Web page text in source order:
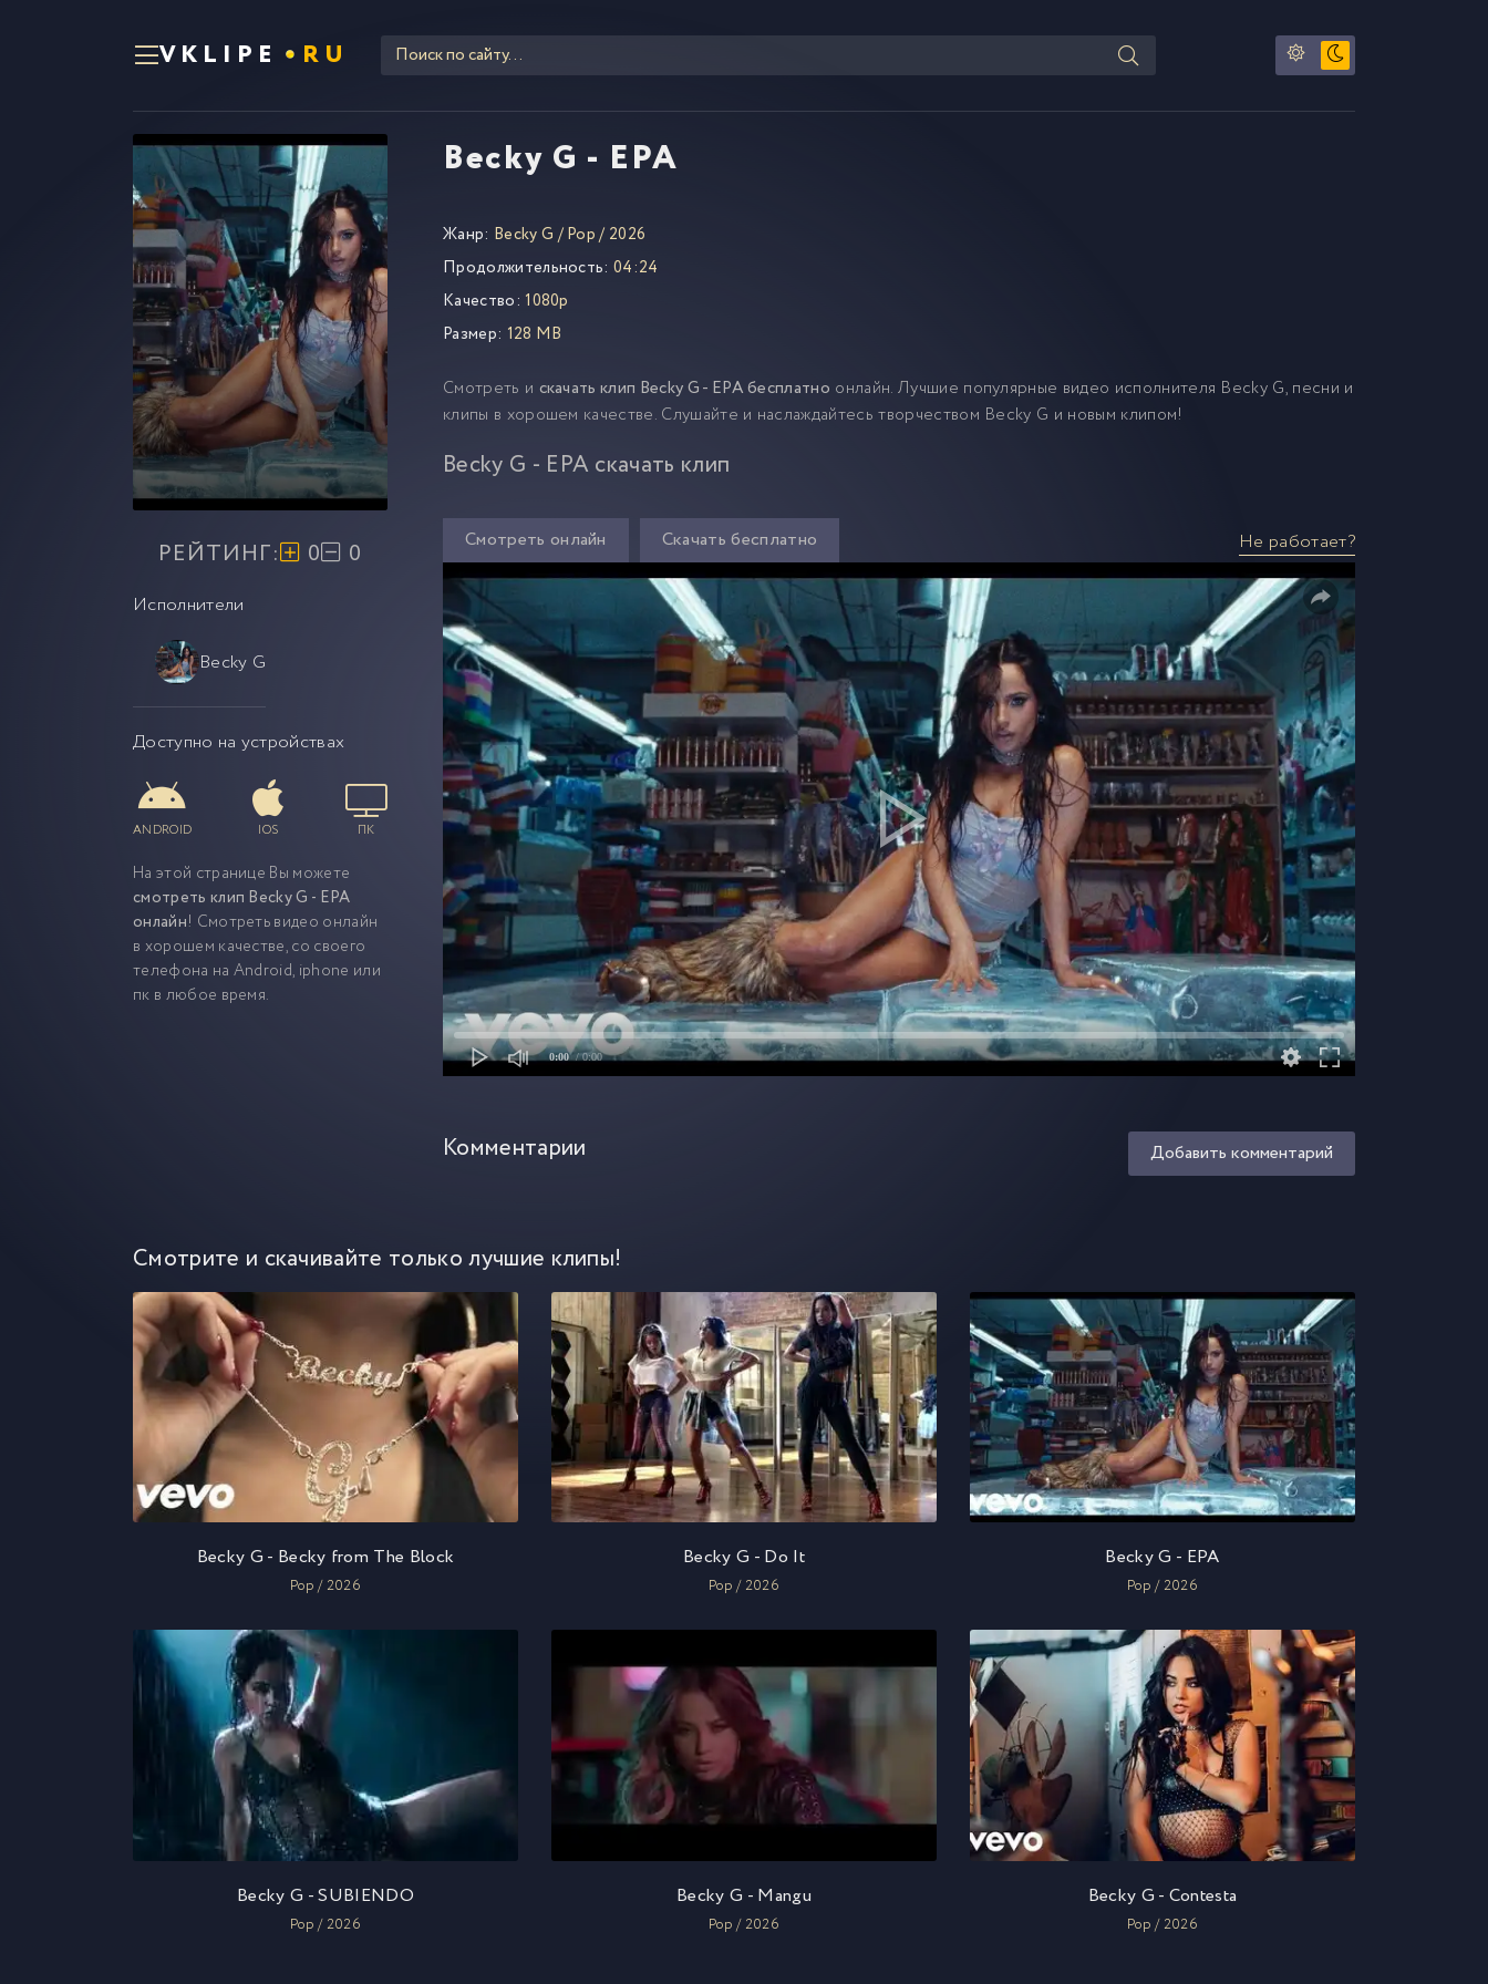
VKLIPE RU
Becky G - EPA
РЕЙТИНГ: 0 0
Исполнители
Becky G
Доступно на устройствах
ANDROID IOS ПК
На этой странице Вы можете
смотреть клип Becky G - EPA
онлайн! Смотреть видео онлайн
в хорошем качестве, со своего
телефона на Android, iphone или
пк в любое время.
Жанр: Becky G /Pop/ 2026
Продолжительность: 04:24
Качество: 1080p
Размер: 128 MB
Смотреть и скачать клип Becky G - EPA бесплатно онлайн. Лучшие популярные видео исполнителя Becky G, песни и
клипы в хорошем качестве. Слушайте и наслаждайтесь творчеством Becky G и новым клипом!
Becky G - EPA скачать клип
Смотреть онлайн Скачать бесплатно Не работает?
0:00 / 0:00
Комментарии Добавить комментарий
Смотрите и скачивайте только лучшие клипы!
Becky G - Becky from The Block
Pop / 2026
Becky G - Do It
Pop / 2026
Becky G - EPA
Pop / 2026
Becky G - SUBIENDO
Pop / 2026
Becky G - Mangu
Pop / 2026
Becky G - Contesta
Pop / 2026